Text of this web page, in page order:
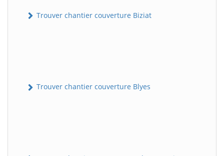
Trouver chantier couverture Biziat
Trouver chantier couverture Blyes